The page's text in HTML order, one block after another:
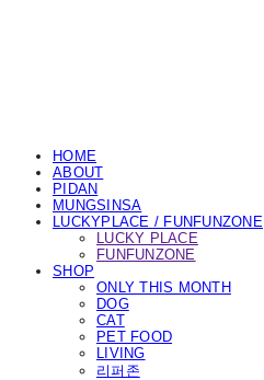
HOME
ABOUT
PIDAN
MUNGSINSA
LUCKYPLACE / FUNFUNZONE
LUCKY PLACE
FUNFUNZONE
SHOP
ONLY THIS MONTH
DOG
CAT
PET FOOD
LIVING
리퍼존